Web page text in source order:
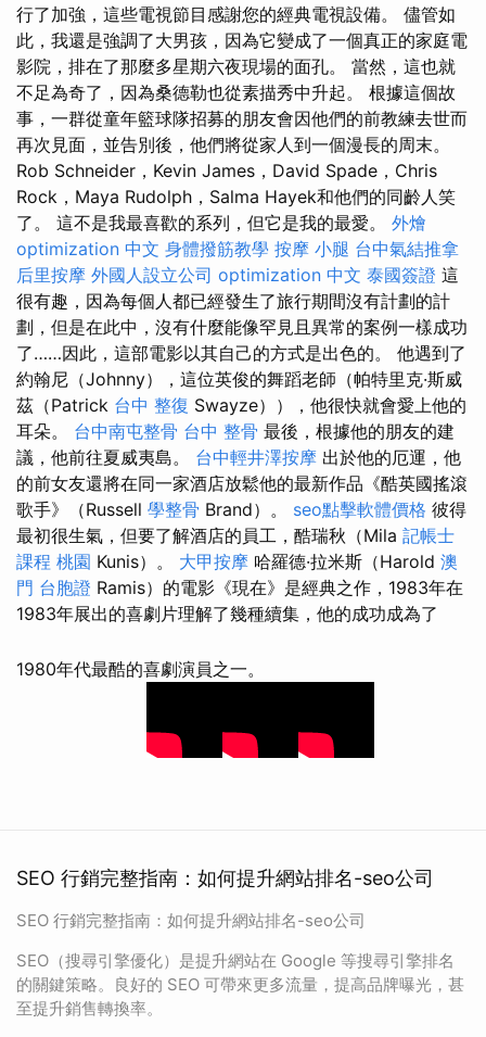
行了加強，這些電視節目感謝您的經典電視設備。 儘管如
此，我還是強調了大男孩，因為它變成了一個真正的家庭電
影院，排在了那麼多星期六夜現場的面孔。 當然，這也就
不足為奇了，因為桑德勒也從素描秀中升起。 根據這個故
事，一群從童年籃球隊招募的朋友會因他們的前教練去世而
再次見面，並告別後，他們將從家人到一個漫長的周末。
Rob Schneider，Kevin James，David Spade，Chris
Rock，Maya Rudolph，Salma Hayek和他們的同齡人笑
了。 這不是我最喜歡的系列，但它是我的最愛。 外燴
optimization 中文 身體撥筋教學 按摩 小腿 台中氣結推拿
后里按摩 外國人設立公司 optimization 中文 泰國簽證 這
很有趣，因為每個人都已經發生了旅行期間沒有計劃的計
劃，但是在此中，沒有什麼能像罕見且異常的案例一樣成功
了……因此，這部電影以其自己的方式是出色的。 他遇到了
約翰尼（Johnny），這位英俊的舞蹈老師（帕特里克·斯威
茲（Patrick 台中 整復 Swayze）），他很快就會愛上他的
耳朵。 台中南屯整骨 台中 整骨 最後，根據他的朋友的建
議，他前往夏威夷島。 台中輕井澤按摩 出於他的厄運，他
的前女友還將在同一家酒店放鬆他的最新作品《酷英國搖滾
歌手》（Russell 學整骨 Brand）。 seo點擊軟體價格 彼得
最初很生氣，但要了解酒店的員工，酷瑞秋（Mila 記帳士
課程 桃園 Kunis）。 大甲按摩 哈羅德·拉米斯（Harold 澳
門 台胞證 Ramis）的電影《現在》是經典之作，1983年在
1983年展出的喜劇片理解了幾種續集，他的成功成為了
1980年代最酷的喜劇演員之一。
SEO 行銷完整指南：如何提升網站排名-seo公司
SEO 行銷完整指南：如何提升網站排名-seo公司
SEO（搜尋引擎優化）是提升網站在 Google 等搜尋引擎排名
的關鍵策略。良好的 SEO 可帶來更多流量，提高品牌曝光，甚
至提升銷售轉換率。